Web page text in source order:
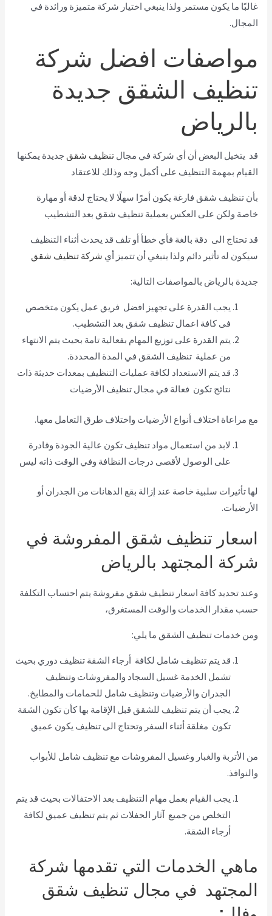
غالبًا ما يكون مستمر ولذا ينبغي اختيار شركة متميزة ورائدة في
المجال.
مواصفات افضل شركة
تنظيف الشقق جديدة
بالرياض
قد يتخيل البعض أن أي شركة في مجالتنظيف شقق جديدة يمكنها
القيام بمهمة التنظيف على أكمل وجه وذلك للاعتقاد
بأن تنظيف شقق فارغة يكون أمرًا سهلًا لا يحتاج لدقة أو مهارة
خاصة ولكن على العكس بعملية تنظيف شقق بعد التشطيب
قد تحتاج الى دقة بالغة فأي خطأ أو تلف قد يحدث أثناء التنظيف
سيكون له تأثير دائم ولذا ينبغي أن تتميز أي شركة تنظيف شقق
جديدة بالرياض بالمواصفات التالية:
يجب القدرة على تجهيز افضل فريق عمل يكون متخصص
فى كافة اعمال تنظيف شقق بعد التشطيب.
يتم القدرة على توزيع المهام بفعالية تامة بحيث يتم الانتهاء
من عملية تنظيف الشقق في المدة المحددة.
قد يتم الاستعداد لكافة عمليات التنظيف بمعدات حديثة ذات
نتائج تكون فعالة في مجال تنظيف الأرضيات
مع مراعاة اختلاف أنواع الأرضيات واختلاف طرق التعامل معها.
لابد من استعمال مواد تنظيف تكون عالية الجودة وقادرة
على الوصول لأقصى درجات النظافة وفي الوقت ذاته ليس
لها تأثيرات سلبية خاصة عند إزالة بقع الدهانات من الجدران أو
الأرضيات.
اسعار تنظيف شقق المفروشة في
شركة المجتهد بالرياض
وعند تحديد كافة اسعار تنظيف شقق مفروشة يتم احتساب التكلفة
حسب مقدار الخدمات والوقت المستغرق،
ومن خدمات تنظيف الشقق ما يلي:
قد يتم تنظيف شامل لكافة أرجاء الشقة تنظيف دوري بحيث
تشمل الخدمة غسيل السجاد والمفروشات وتنظيف
الجدران والأرضيات وتنظيف شامل للحمامات والمطابخ.
يجب أن يتم تنظيف للشقق قبل الإقامة بها كأن تكون الشقة
تكون مغلقة أثناء السفر وتحتاج الى تنظيف يكون عميق
من الأتربة والغبار وغسيل المفروشات مع تنظيف شامل للأبواب
والنوافذ.
يجب القيام بعمل مهام التنظيف بعد الاحتفالات بحيث قد يتم
التخلص من جميع آثار الحفلات ثم يتم تنظيف عميق لكافة
أرجاء الشقة.
ماهي الخدمات التي تقدمها شركة
المجتهد في مجال تنظيف شقق